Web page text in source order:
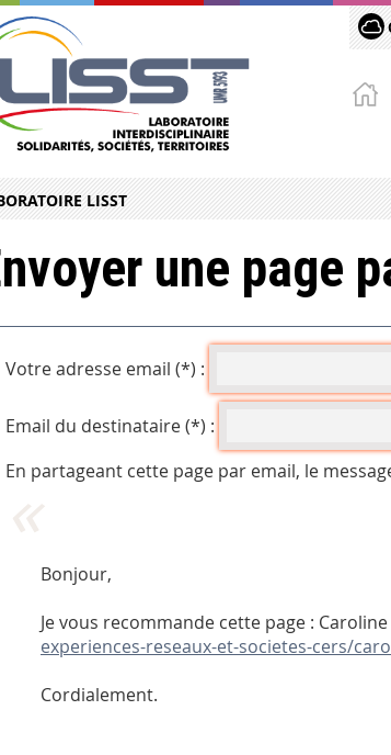
LISST
une page
Votre adresse email (*) :
Email du destinataire (*) :
En partageant cette page par email, le
Bonjour,
Je vous recommande cette page : Caroline
experiences-reseaux-et-societes-cers/
Cordialement.